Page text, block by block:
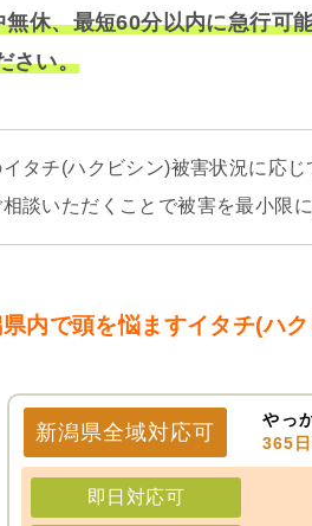
無休、最短60分以内に急行可
さい。
タチ(ハクビシン)被害状況に応
談いただくことで被害を最小限
内で頭を悩ますイタチ(ハ
新潟県全域対応可
やっ
365
即日対応可